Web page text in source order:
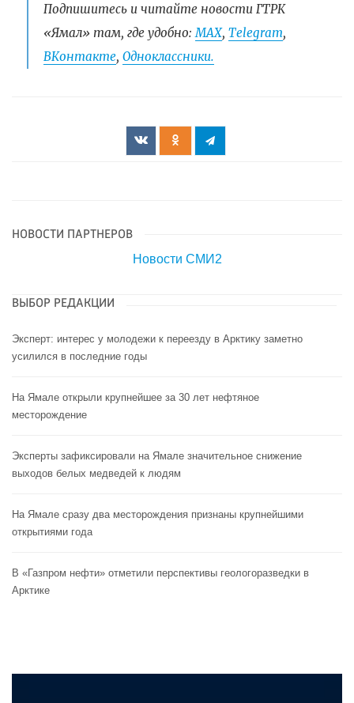
Подпишитесь и читайте новости ГТРК
«Ямал» там, где удобно: МАХ, Telegram,
ВКонтакте, Одноклассники.
НОВОСТИ ПАРТНЕРОВ
Новости СМИ2
ВЫБОР РЕДАКЦИИ
Эксперт: интерес у молодежи к переезду в Арктику заметно
усилился в последние годы
На Ямале открыли крупнейшее за 30 лет нефтяное
месторождение
Эксперты зафиксировали на Ямале значительное снижение
выходов белых медведей к людям
На Ямале сразу два месторождения признаны крупнейшими
открытиями года
В «Газпром нефти» отметили перспективы геологоразведки в
Арктике